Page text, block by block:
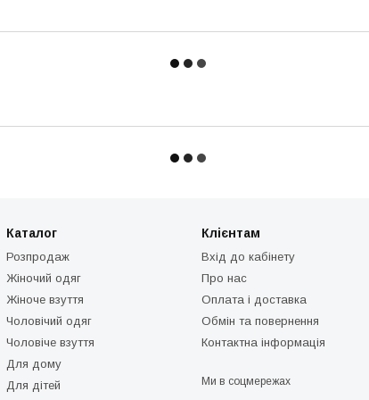
Каталог
Розпродаж
Жіночий одяг
Жіноче взуття
Чоловічий одяг
Чоловіче взуття
Для дому
Для дітей
Клієнтам
Вхід до кабінету
Про нас
Оплата і доставка
Обмін та повернення
Контактна інформація
Ми в соцмережах